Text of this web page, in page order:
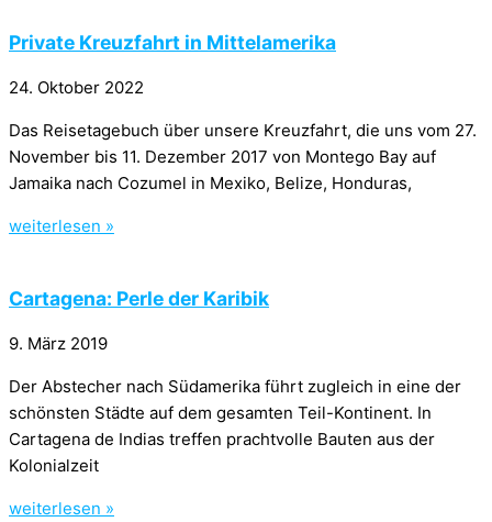
Private Kreuzfahrt in Mittelamerika
24. Oktober 2022
Das Reisetagebuch über unsere Kreuzfahrt, die uns vom 27.
November bis 11. Dezember 2017 von Montego Bay auf
Jamaika nach Cozumel in Mexiko, Belize, Honduras,
weiterlesen »
Cartagena: Perle der Karibik
9. März 2019
Der Abstecher nach Südamerika führt zugleich in eine der
schönsten Städte auf dem gesamten Teil-Kontinent. In
Cartagena de Indias treffen prachtvolle Bauten aus der
Kolonialzeit
weiterlesen »